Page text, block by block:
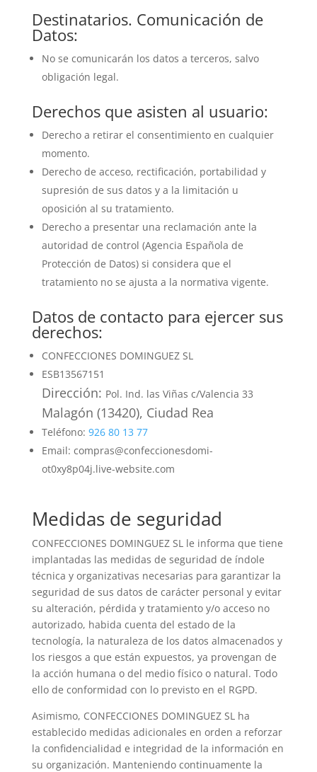
Destinatarios. Comunicación de
Datos:
No se comunicarán los datos a terceros, salvo
obligación legal.
Derechos que asisten al usuario:
Derecho a retirar el consentimiento en cualquier
momento.
Derecho de acceso, rectificación, portabilidad y
supresión de sus datos y a la limitación u
oposición al su tratamiento.
Derecho a presentar una reclamación ante la
autoridad de control (Agencia Española de
Protección de Datos) si considera que el
tratamiento no se ajusta a la normativa vigente.
Datos de contacto para ejercer sus
derechos:
CONFECCIONES DOMINGUEZ SL
ESB13567151
Dirección: Pol. Ind. las Viñas c/Valencia 33
Malagón (13420), Ciudad Rea
Teléfono: 926 80 13 77
Email: compras@confeccionesdomi-
ot0xy8p04j.live-website.com
Medidas de seguridad
CONFECCIONES DOMINGUEZ SLle informa que tiene
implantadas las medidas de seguridad de índole
técnica y organizativas necesarias para garantizar la
seguridad de sus datos de carácter personal y evitar
su alteración, pérdida y tratamiento y/o acceso no
autorizado, habida cuenta del estado de la
tecnología, la naturaleza de los datos almacenados y
los riesgos a que están expuestos, ya provengan de
la acción humana o del medio físico o natural. Todo
ello de conformidad con lo previsto en el RGPD.
Asimismo, CONFECCIONES DOMINGUEZ SLha
establecido medidas adicionales en orden a reforzar
la confidencialidad e integridad de la información en
su organización. Manteniendo continuamente la